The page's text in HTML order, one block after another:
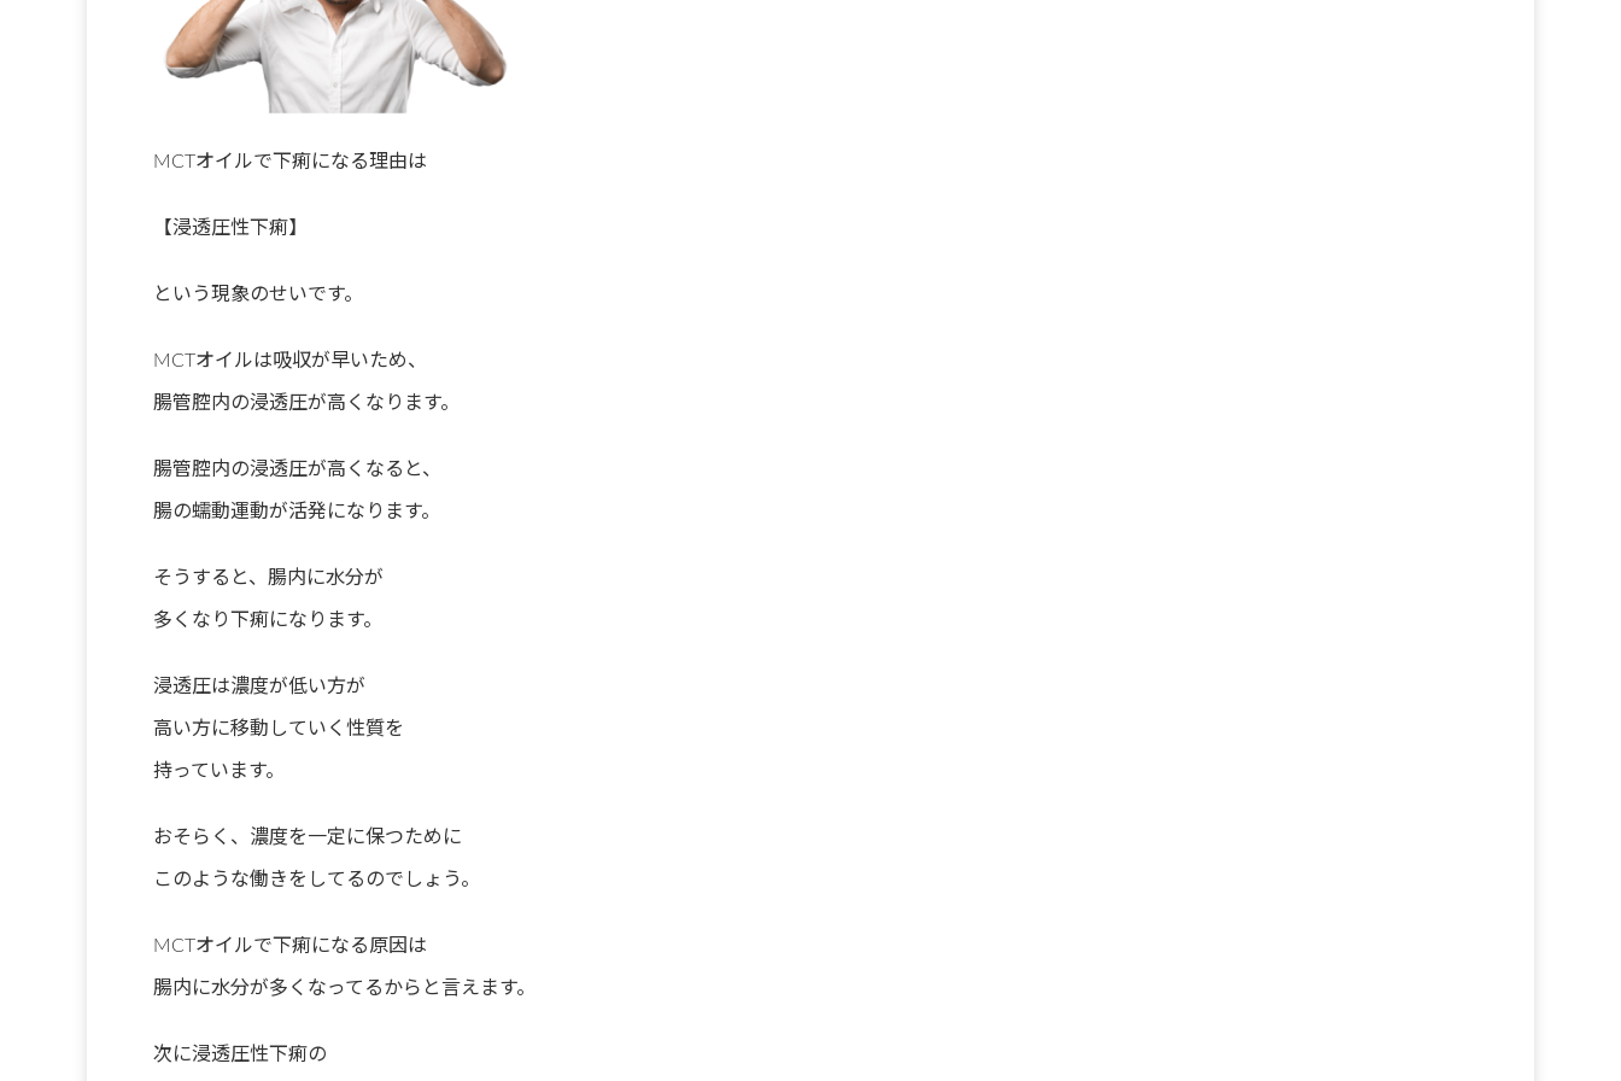
MCTオイルで下痢になる理由は
【浸透圧性下痢】
という現象のせいです。
MCTオイルは吸収が早いため、
腸管腔内の浸透圧が高くなります。
腸管腔内の浸透圧が高くなると、
腸の蠕動運動が活発になります。
そうすると、腸内に水分が
多くなり下痢になります。
浸透圧は濃度が低い方が
高い方に移動していく性質を
持っています。
おそらく、濃度を一定に保つために
このような働きをしてるのでしょう。
MCTオイルで下痢になる原因は
腸内に水分が多くなってるからと言えます。
次に浸透圧性下痢の